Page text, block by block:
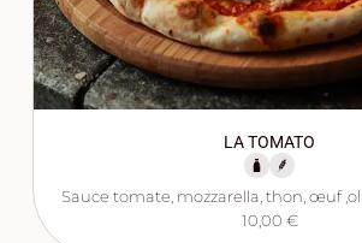
LA TOMATO
Sauce tomate, mozzarella, thon, œuf
10,00 €